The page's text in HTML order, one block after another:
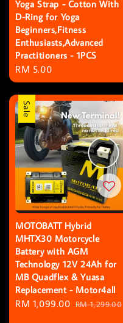
Yoga Strap - Cotton With
D-Ring for Yoga
Beginners,Fitness
Enthusiasts,Advanced
Practitioners - 1PCS
Regular
price
RM 5.00
Sale
MOTOBATT Hybrid
MHTX30 Motorcycle
Battery with AGM
Technology 12V 24Ah for
MB Quadflex & Yuasa
Replacement - Motor4all
Sale
RM 1,099.00 Regular
RM 1,299.00